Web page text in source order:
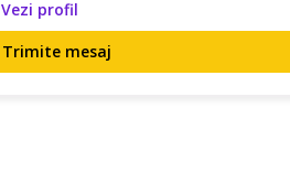
Vezi profil
Trimite mesaj